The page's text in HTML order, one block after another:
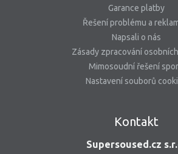
Garance platby
Řešení problému a
Napsali o nás
Zásady zpracování
Mimosoudní řešení
Nastavení souborů
Kontakt
Supersoused.cz